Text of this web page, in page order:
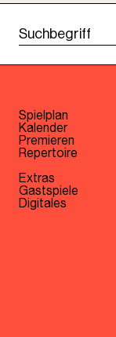
Spielplan
Kalender
Premieren
Repertoire
Extras
Gastspiele
Digitales